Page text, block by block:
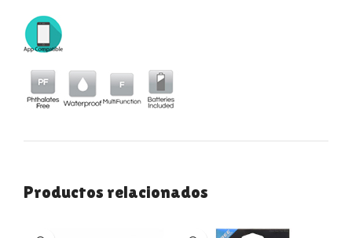
Productos relacionados